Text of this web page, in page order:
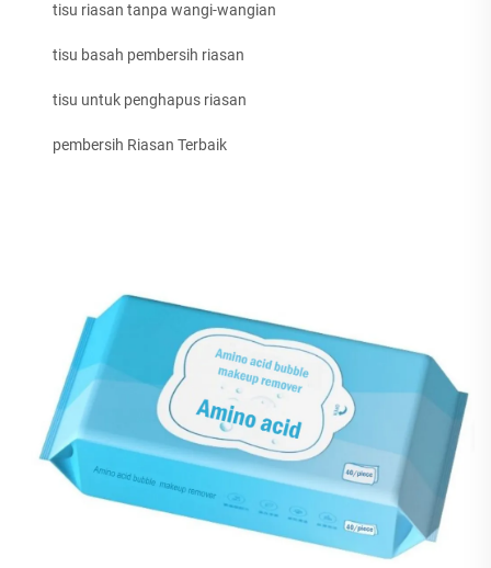
tisu riasan tanpa wangi-wangian
tisu basah pembersih riasan
tisu untuk penghapus riasan
pembersih Riasan Terbaik